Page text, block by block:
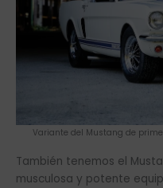
Variante del Mustang de
También tenemos el
musculosa y potente